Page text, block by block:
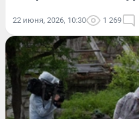
22 июня, 2026, 10:30 1 269